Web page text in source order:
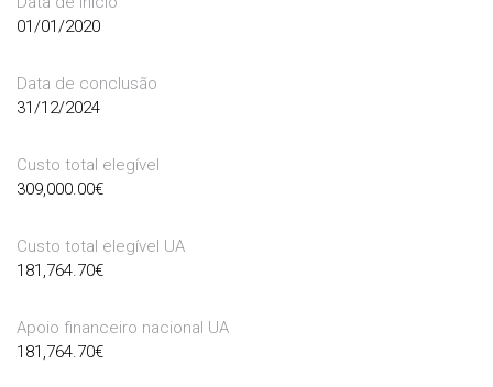
01/01/2020
Data de conclusão
31/12/2024
Custo total elegível
309,000.00€
Custo total elegível UA
181,764.70€
Apoio financeiro nacional UA
181,764.70€